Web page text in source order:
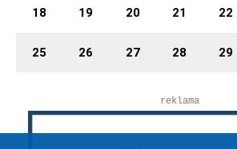
18 19 20 21 22
25 26 27 28 29
reklama